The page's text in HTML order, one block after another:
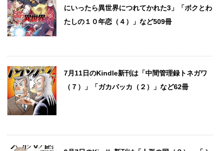
にいったら異世界につれてかれた3」「ボクとわ
たしの１０年恋（４）」など509冊
7月11日のKindle新刊は「中間管理録トネガワ
（７）」「ガカバッカ（２）」など62冊